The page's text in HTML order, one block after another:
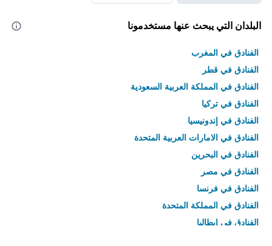
البلدان التي يبحث عنها مستخدمونا
الفنادق في المغرب
الفنادق في قطر
الفنادق في المملكة العربية السعودية
الفنادق في تركيا
الفنادق في إندونيسيا
الفنادق في الامارات العربية المتحدة
الفنادق في البحرين
الفنادق في مصر
الفنادق في فرنسا
الفنادق في المملكة المتحدة
الفنادق في إيطاليا